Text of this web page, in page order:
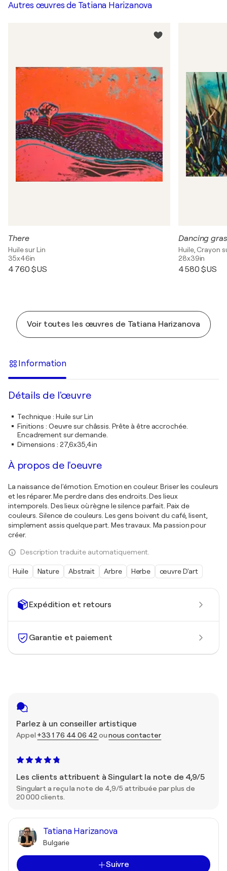
Expédition et retours
Garantie et paiement
Parlez à un conseiller artistique
Appel +33 1 76 44 06 42 ounous contacter
Les clients attribuent à Singulart la note de 4,9/5
Singulart a reçu la note de 4,9/5 attribuée par plus de
20 000 clients.
Tatiana Harizanova
Bulgarie
Suivre
Autres œuvres de Tatiana Harizanova
There
Huile sur Lin
35x46in
4 760 $US
Dancing
Huile, Crayon
28x39in
4 580 $US
Voir toutes les œuvres de Tatiana Harizanova
Information
Détails de l'œuvre
Technique: Huile sur Lin
Finitions : Oeuvre sur châssis. Prête à être accrochée.
Encadrement sur demande.
Dimensions : 27,6x35,4in
À propos de l'oeuvre
La naissance de l'émotion. Emotion en couleur. Briser les couleurs
et les réparer. Me perdre dans des endroits. Des lieux
intemporels. Des lieux où règne le silence parfait. Paix de
couleurs. Silence de couleurs. Les gens boivent du café, lisent,
simplement assis quelque part. Mes travaux. Ma passion pour
créer.
Description traduite automatiquement.
Huile Nature Abstrait Arbre Herbe œuvre D'art